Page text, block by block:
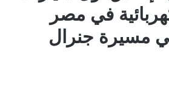
في مصر
مسيرة جنرال